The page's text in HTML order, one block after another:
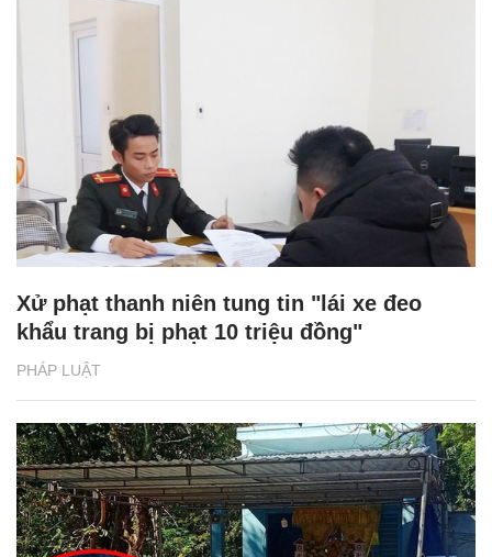
PHÁP LUẬT
Xử phạt thanh niên tung tin "lái xe đeo
khẩu trang bị phạt 10 triệu đồng"